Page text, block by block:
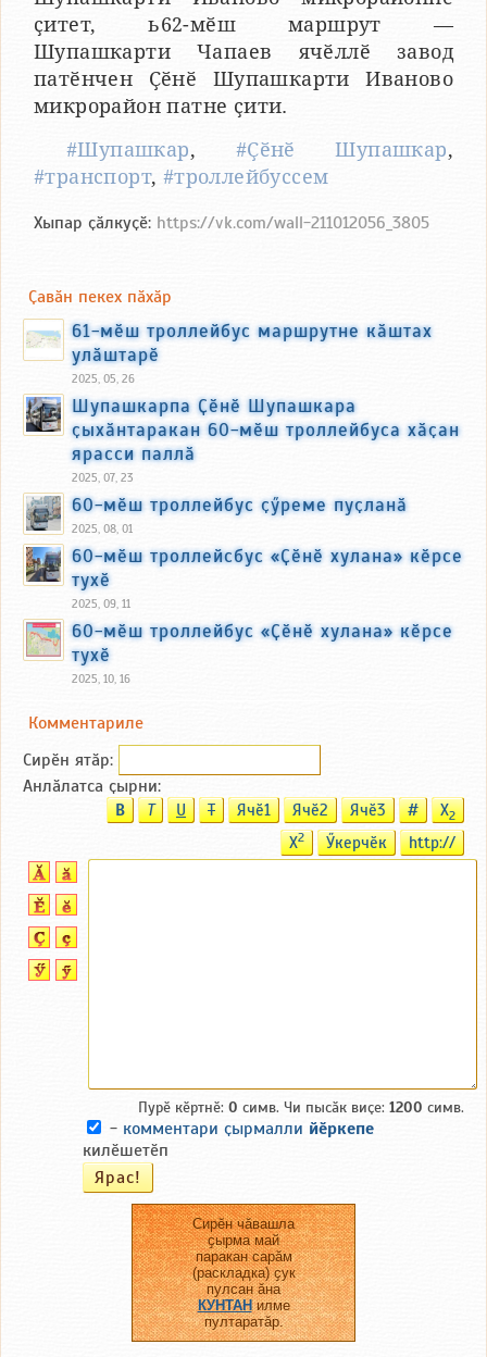
ҫитет, ь62-мӗш маршрут —
Шупашкарти Чапаев ячӗллӗ завод
патӗнчен Ҫӗнӗ Шупашкарти Иваново
микрорайон патне ҫити.
#Шупашкар, #Ҫӗнӗ Шупашкар,
#транспорт, #троллейбуссем
Хыпар ҫӑлкуҫӗ: https://vk.com/wall-211012056_3805
Ҫавӑн пекех пӑхӑр
61-мӗш троллейбус маршрутне кӑштах
улӑштарӗ
2025, 05, 26
Шупашкарпа Ҫӗнӗ Шупашкара
ҫыхӑнтаракан 60-мӗш троллейбуса хӑҫан
ярасси паллӑ
2025, 07, 23
60-мӗш троллейбус ҫӳреме пуҫланӑ
2025, 08, 01
60-мӗш троллейсбус «Ҫӗнӗ хулана» кӗрсе
тухӗ
2025, 09, 11
60-мӗш троллейбус «Ҫӗнӗ хулана» кӗрсе
тухӗ
2025, 10, 16
Комментариле
Сирӗн ятӑp:
Анлӑлатса ҫырни:
B T U T Ячӗ1 Ячӗ2 Ячӗ3 # X2
X2 Ӳкерчӗк http://
Пурӗ кӗртнӗ: 0 симв. Чи пысӑк виҫе: 1200 симв.
- комментари ҫырмалли йӗркепе
килӗшетӗп
Сирӗн чӑвашла
ҫырма май
паракан сарӑм
(раскладка) ҫук
пулсан ӑна
КУНТАНилме
пултаратӑр.